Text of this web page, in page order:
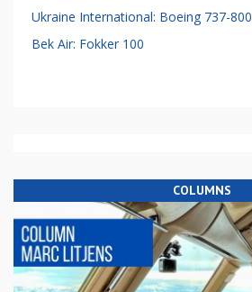
Ukraine International: Boeing 737-800
Bek Air: Fokker 100
COLUMNS